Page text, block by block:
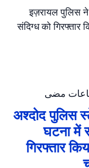
इज़रायल पुलिस ने
संदिग्ध को
अश्दोद पुलिस
घटना में
गिरफ्तार